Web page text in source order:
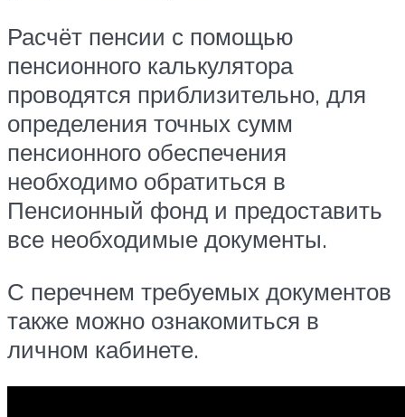
Расчёт пенсии с помощью
пенсионного калькулятора
проводятся приблизительно, для
определения точных сумм
пенсионного обеспечения
необходимо обратиться в
Пенсионный фонд и предоставить
все необходимые документы.
С перечнем требуемых документов
также можно ознакомиться в
личном кабинете.